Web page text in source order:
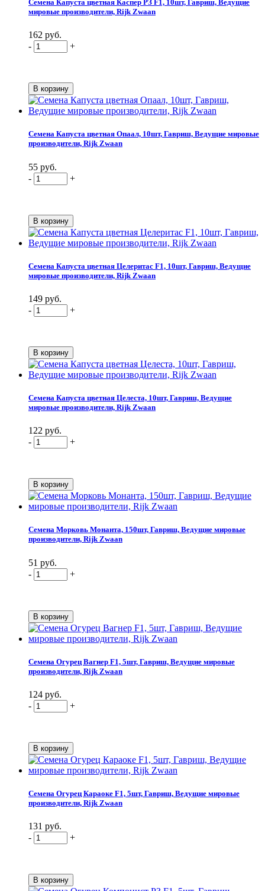
Семена Капуста цветная Каспер РЗ F1, 10шт, Гавриш, Ведущие
мировые производители, Rijk Zwaan
162 руб.
-
+
Семена Капуста цветная Опаал, 10шт, Гавриш, Ведущие мировые
производители, Rijk Zwaan
55 руб.
-
+
Семена Капуста цветная Целеритас F1, 10шт, Гавриш, Ведущие
мировые производители, Rijk Zwaan
149 руб.
-
+
Семена Капуста цветная Целеста, 10шт, Гавриш, Ведущие
мировые производители, Rijk Zwaan
122 руб.
-
+
Семена Морковь Монанта, 150шт, Гавриш, Ведущие мировые
производители, Rijk Zwaan
51 руб.
-
+
Семена Огурец Вагнер F1, 5шт, Гавриш, Ведущие мировые
производители, Rijk Zwaan
124 руб.
-
+
Семена Огурец Караоке F1, 5шт, Гавриш, Ведущие мировые
производители, Rijk Zwaan
131 руб.
-
+